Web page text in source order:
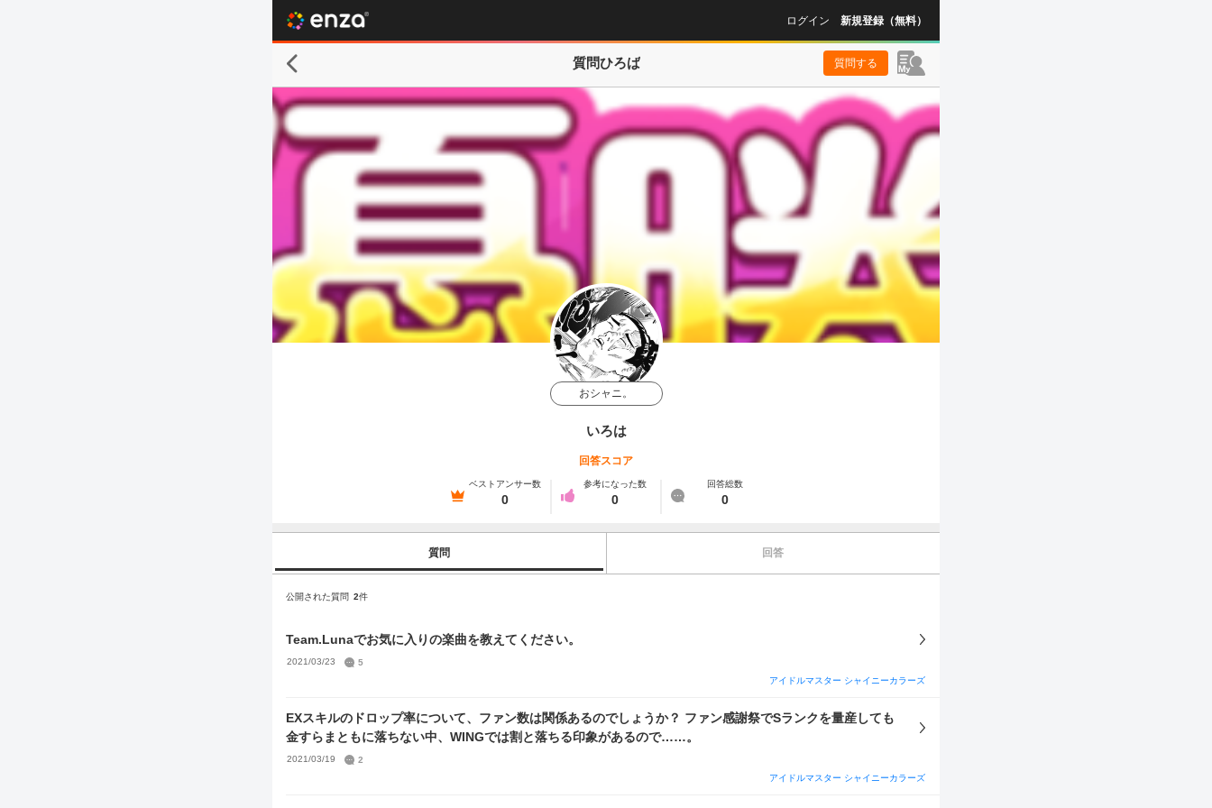
ログイン 新規登録（無料）
質問ひろば 質問する
おシャニ。
いろは
回答スコア
ベストアンサー数
0
参考になった数
0
回答総数
0
質問 回答
公開された質問 2件
Team.Lunaでお気に入りの楽曲を教えてください。
2021/03/23
5
アイドルマスター シャイニーカラーズ
EXスキルのドロップ率について、ファン数は関係あるのでしょうか？ ファン感謝祭でSランクを量産しても
金すらまともに落ちない中、WINGでは割と落ちる印象があるので……。
2021/03/19
2
アイドルマスター シャイニーカラーズ